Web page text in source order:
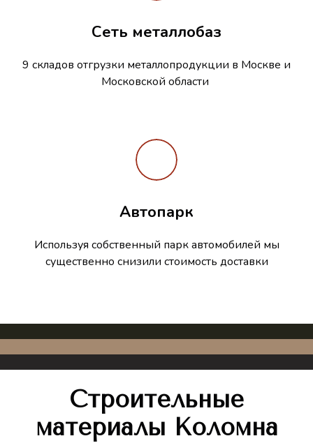
Сеть металлобаз
9 складов отгрузки металлопродукции в Москве и
Московской области
Автопарк
Используя собственный парк автомобилей мы
существенно снизили стоимость доставки
Строительные
материалы Коломна